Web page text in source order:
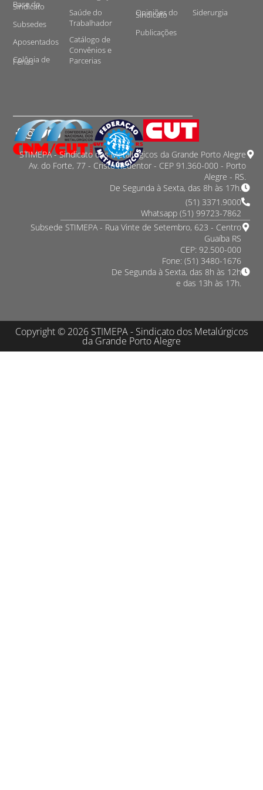
Base do
Sindicato
Subsedes
Aposentados
Colônia de
Férias
Saúde do
Trabalhador
Catálogo de
Convênios e
Parcerias
Opiniões do
Sindicato
Publicações
Siderurgia
STIMEPA - Sindicato dos Metalurgicos da Grande Porto Alegre
Av. do Forte, 77 - Cristo Redentor - CEP 91.360-000 - Porto
Alegre - RS.
De Segunda à Sexta, das 8h às 17h.
(51) 3371.9000
Whatsapp (51) 99723-7862
Subsede STIMEPA - Rua Vinte de Setembro, 623 - Centro
Guaíba RS
CEP: 92.500-000
Fone: (51) 3480-1676
De Segunda à Sexta, das 8h às 12h
e das 13h às 17h.
Copyright © 2026 STIMEPA - Sindicato dos Metalúrgicos
da Grande Porto Alegre